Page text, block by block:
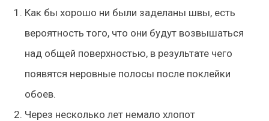
Как бы хорошо ни были заделаны швы, есть
вероятность того, что они будут возвышаться
над общей поверхностью, в результате чего
появятся неровные полосы после поклейки
обоев.
Через несколько лет немало хлопот